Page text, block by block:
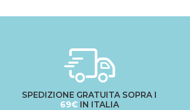
SPEDIZIONE GRATUITA SOPRA I
69€IN ITALIA